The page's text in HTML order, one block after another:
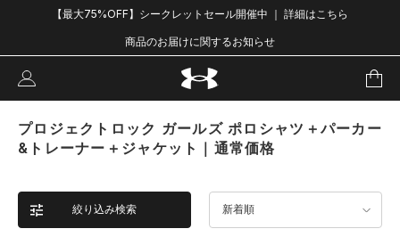
【最大75%OFF】シークレットセール開催中 ｜ 詳細はこちら
商品のお届けに関するお知らせ
プロジェクトロック ガールズ ポロシャツ＋パーカー
&トレーナー＋ジャケット｜通常価格
絞り込み検索 新着順